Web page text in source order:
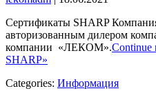
Сертификаты SHARP
авторизованным дилером
компании «ЛЕКОМ».Continue
SHARP»
Categories: Информация